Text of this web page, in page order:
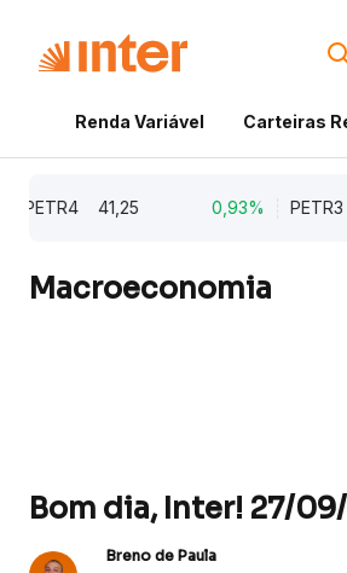
Renda Variável Carteiras
PETR4 41,25 0,93% PETR3
Macroeconomia
Bom dia, Inter! 27/
Breno de Paula